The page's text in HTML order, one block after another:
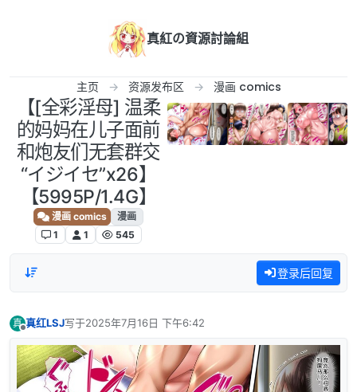
真紅の資源討論組
主页 资源发布区 漫画 comics
【[全彩淫母] 温柔
的妈妈在儿子面前
和炮友们无套群交
“イジイセ”x26】
【5995P/1.4G】
漫画 comics
漫画
1
1 545
登录后回复
真 真红LSJ写于2025年7月16日 下午6:42
最后由 编辑